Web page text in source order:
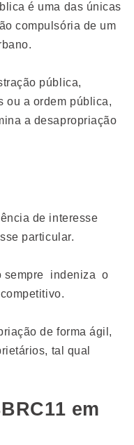
é uma das únicas
compulsória de um
pública,
ou a ordem pública,
a desapropriação
de interesse
particular.
sempre indeniza o
de forma ágil,
tal qual
em